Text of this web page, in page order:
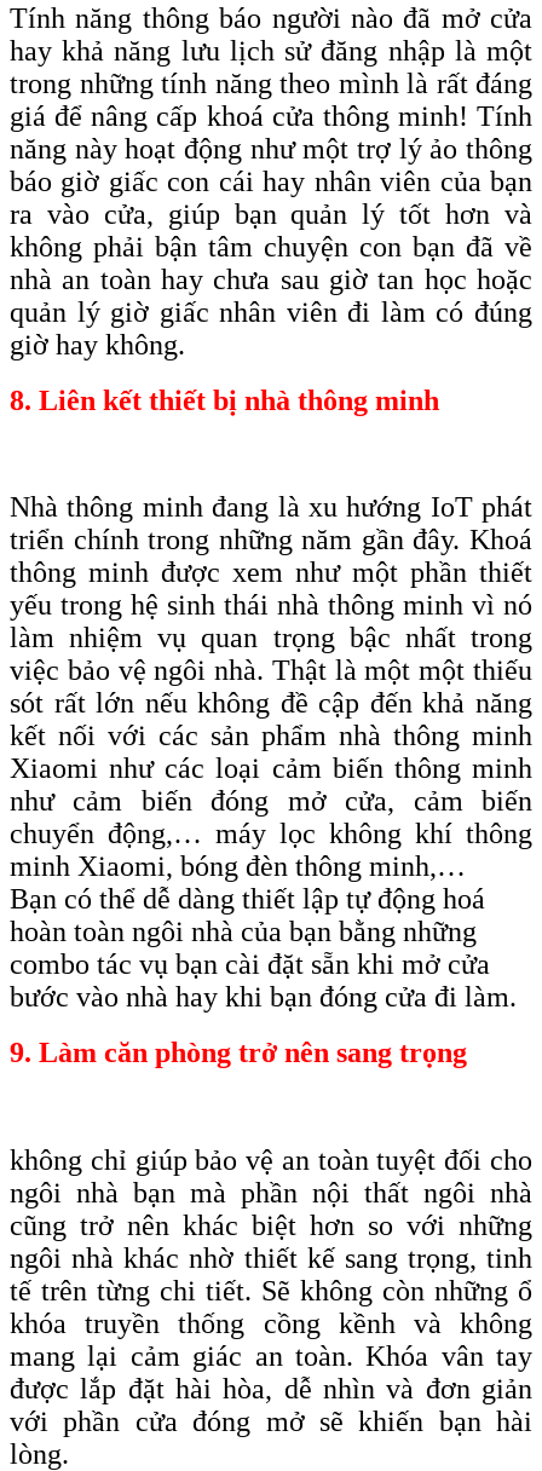
Tính năng thông báo người nào đã mở cửa
hay khả năng lưu lịch sử đăng nhập là một
trong những tính năng theo mình là rất đáng
giá để nâng cấp khoá cửa thông minh! Tính
năng này hoạt động như một trợ lý ảo thông
báo giờ giấc con cái hay nhân viên của bạn
ra vào cửa, giúp bạn quản lý tốt hơn và
không phải bận tâm chuyện con bạn đã về
nhà an toàn hay chưa sau giờ tan học hoặc
quản lý giờ giấc nhân viên đi làm có đúng
giờ hay không.
8. Liên kết thiết bị nhà thông minh
Nhà thông minh đang là xu hướng IoT phát
triển chính trong những năm gần đây. Khoá
thông minh được xem như một phần thiết
yếu trong hệ sinh thái nhà thông minh vì nó
làm nhiệm vụ quan trọng bậc nhất trong
việc bảo vệ ngôi nhà. Thật là một một thiếu
sót rất lớn nếu không đề cập đến khả năng
kết nối với các sản phẩm nhà thông minh
Xiaomi như các loại cảm biến thông minh
như cảm biến đóng mở cửa, cảm biến
chuyển động,… máy lọc không khí thông
minh Xiaomi, bóng đèn thông minh,…
Bạn có thể dễ dàng thiết lập tự động hoá
hoàn toàn ngôi nhà của bạn bằng những
combo tác vụ bạn cài đặt sẵn khi mở cửa
bước vào nhà hay khi bạn đóng cửa đi làm.
9. Làm căn phòng trở nên sang trọng
không chỉ giúp bảo vệ an toàn tuyệt đối cho
ngôi nhà bạn mà phần nội thất ngôi nhà
cũng trở nên khác biệt hơn so với những
ngôi nhà khác nhờ thiết kế sang trọng, tinh
tế trên từng chi tiết. Sẽ không còn những ổ
khóa truyền thống cồng kềnh và không
mang lại cảm giác an toàn. Khóa vân tay
được lắp đặt hài hòa, dễ nhìn và đơn giản
với phần cửa đóng mở sẽ khiến bạn hài
lòng.